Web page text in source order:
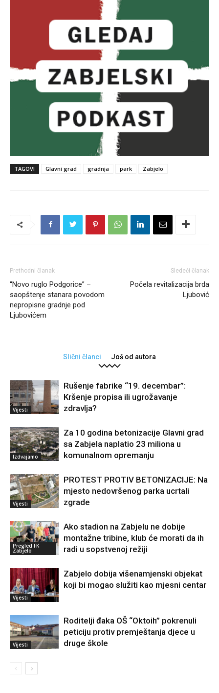
TAGOVI Glavni grad gradnja park Zabjelo
Prethodni članak
“Novo ruglo Podgorice” –
saopštenje stanara povodom
nepropisne gradnje pod
Ljubovićem
Sledeći članak
Počela revitalizacija brda
Ljubović
Slični članci Još od autora
Vijesti
Rušenje fabrike “19. decembar”:
Kršenje propisa ili ugrožavanje
zdravlja?
Izdvajamo
Za 10 godina betonizacije Glavni grad
sa Zabjela naplatio 23 miliona u
komunalnom opremanju
Vijesti
PROTEST PROTIV BETONIZACIJE: Na
mjesto nedovršenog parka ucrtali
zgrade
Pregled FK
Zabjelo
Ako stadion na Zabjelu ne dobije
montažne tribine, klub će morati da ih
radi u sopstvenoj režiji
Vijesti
Zabjelo dobija višenamjenski objekat
koji bi mogao služiti kao mjesni centar
Vijesti
Roditelji đaka OŠ “Oktoih” pokrenuli
peticiju protiv premještanja djece u
druge škole